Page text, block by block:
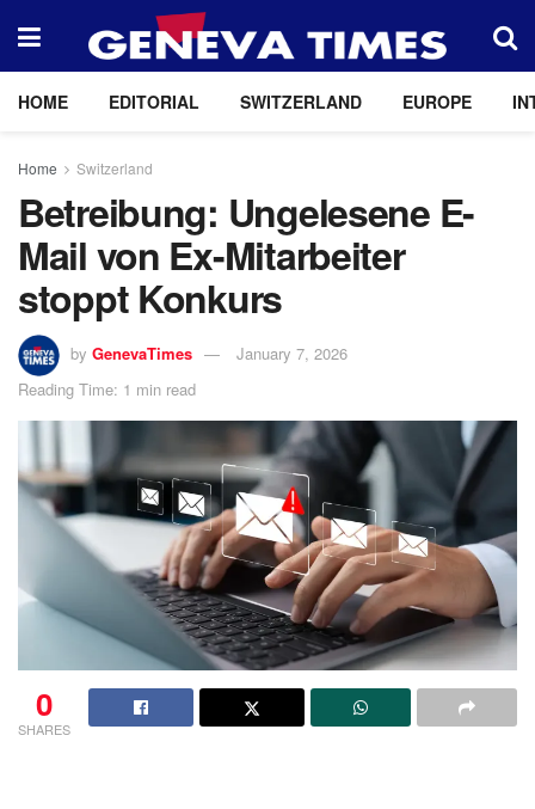
HOME EDITORIAL SWITZERLAND EUROPE
Home Switzerland
Betreibung: Ungelesene E-
Mail von Ex-Mitarbeiter
stoppt Konkurs
by GenevaTimes
January 7, 2026
Reading Time: 1 min read
0
SHARES